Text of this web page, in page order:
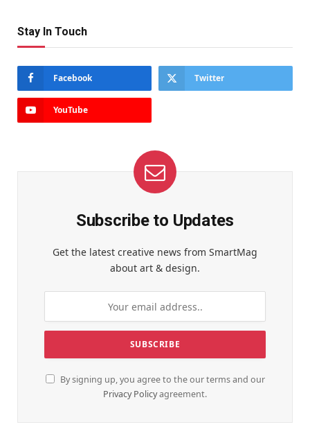
Stay In Touch
Facebook Twitter
YouTube
Subscribe to Updates
Get the latest creative news from SmartMag
about art & design.
By signing up, you agree to the our terms and our
Privacy Policyagreement.